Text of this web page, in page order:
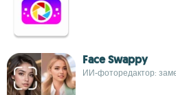
Face Swappy
ИИ-фоторедактор: